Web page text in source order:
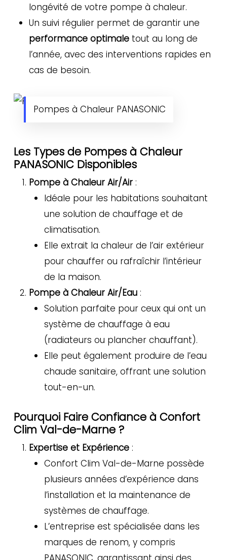
longévité de votre pompe à chaleur.
Un suivi régulier permet de garantir une
performance optimaletout au long de
l’année, avec des interventions rapides en
cas de besoin.
Pompes à Chaleur PANASONIC
Les Types de Pompes à Chaleur
PANASONIC Disponibles
Pompe à Chaleur Air/Air:
Idéale pour les habitations souhaitant
une solution de chauffage et de
climatisation.
Elle extrait la chaleur de l’air extérieur
pour chauffer ou rafraîchir l’intérieur
de la maison.
Pompe à Chaleur Air/Eau:
Solution parfaite pour ceux qui ont un
système de chauffage à eau
(radiateurs ou plancher chauffant).
Elle peut également produire de l’eau
chaude sanitaire, offrant une solution
tout-en-un.
Pourquoi Faire Confiance à Confort
Clim Val-de-Marne ?
Expertise et Expérience:
Confort Clim Val-de-Marne possède
plusieurs années d’expérience dans
l’installation et la maintenance de
systèmes de chauffage.
L’entreprise est spécialisée dans les
marques de renom, y compris